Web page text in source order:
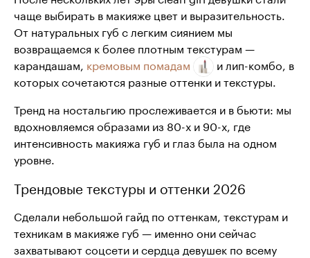
чаще выбирать в макияже цвет и выразительность.
От натуральных губ с легким сиянием мы
возвращаемся к более плотным текстурам —
карандашам, кремовым помадам
и лип-комбо, в
которых сочетаются разные оттенки и текстуры.
Тренд на ностальгию прослеживается и в бьюти: мы
вдохновляемся образами из 80-х и 90-х, где
интенсивность макияжа губ и глаз была на одном
уровне.
Трендовые текстуры и оттенки 2026
Сделали небольшой гайд по оттенкам, текстурам и
техникам в макияже губ — именно они сейчас
захватывают соцсети и сердца девушек по всему